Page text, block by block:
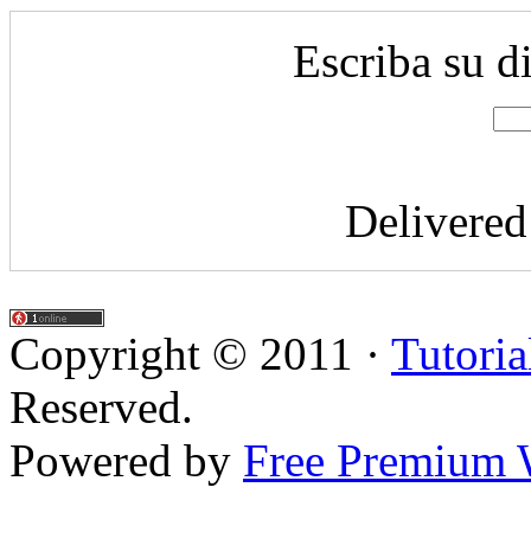
Escriba su
Copyright © 2011 ·
Reserved.
Powered by Free Premium